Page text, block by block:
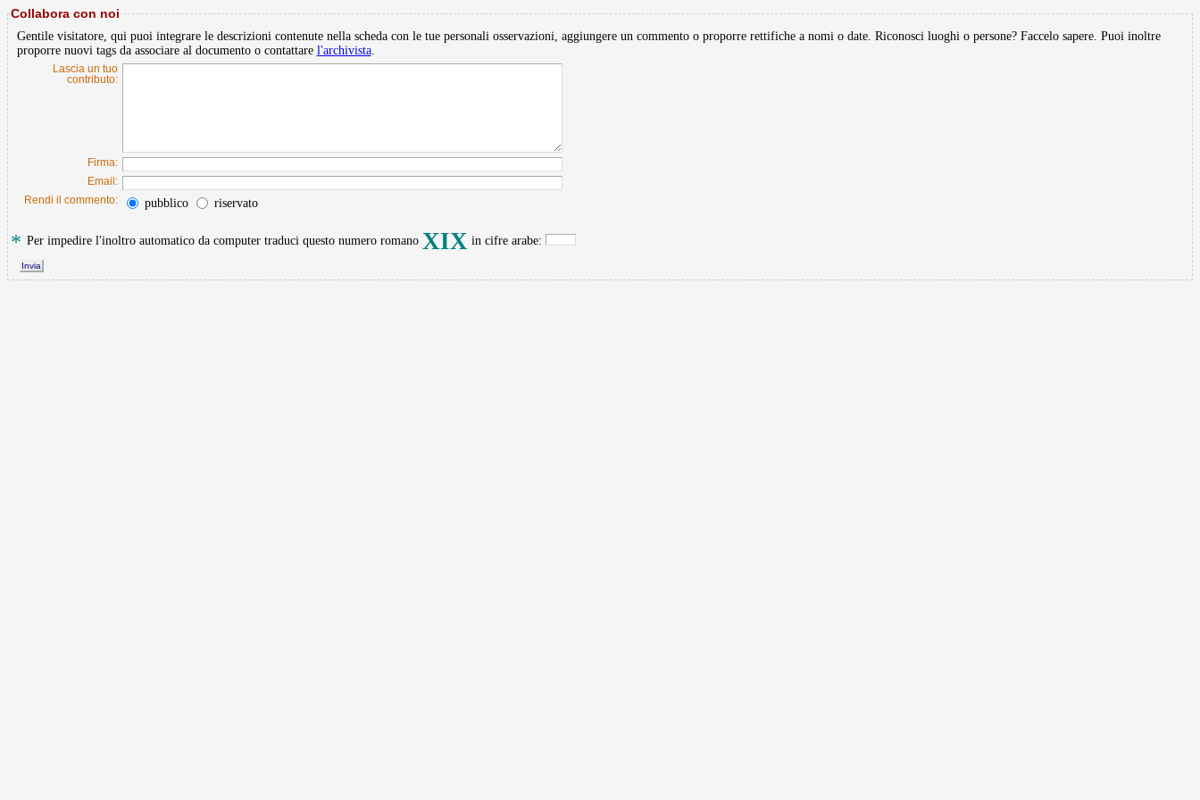
Collabora con noi
Gentile visitatore, qui puoi integrare le descrizioni contenute nella scheda con le tue personali osservazioni, aggiungere un commento o proporre rettifiche a nomi o date. Riconosci luoghi o persone? Faccelo sapere. Puoi inoltre
proporre nuovi tags da associare al documento o contattare l'archivista.
Lascia un tuo
contributo:
Firma:
Email:
Rendi il commento:
pubblico riservato
* Per impedire l'inoltro automatico da computer traduci questo numero romano XIX in cifre arabe: